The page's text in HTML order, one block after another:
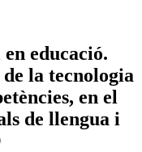
educació.
la tecnologia
en el
de llengua i